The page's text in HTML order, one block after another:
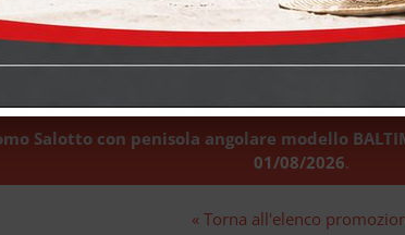
★★
Salotto con penisola angolare modello
01/08/2026.
« Torna all'elenco